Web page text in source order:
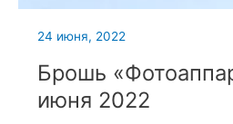
24 июня, 2022
Брошь
июня 2022